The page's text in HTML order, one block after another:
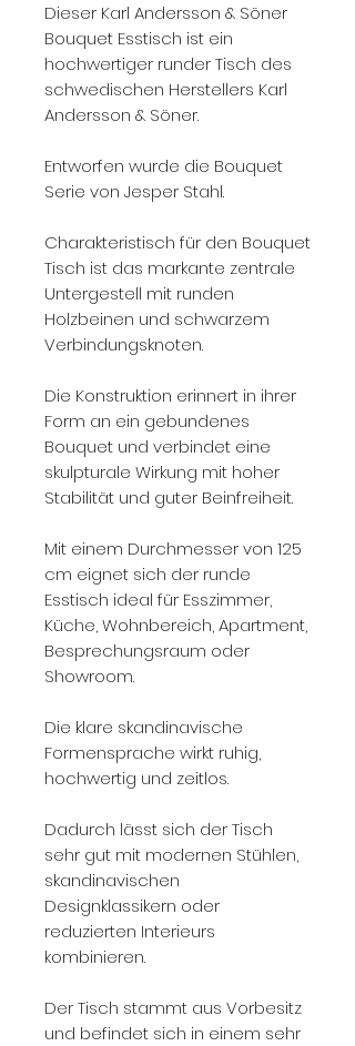
Dieser Karl Andersson & Söner
Bouquet Esstisch ist ein
hochwertiger runder Tisch des
schwedischen Herstellers Karl
Andersson & Söner.
Entworfen wurde die Bouquet
Serie von Jesper Stahl.
Charakteristisch für den Bouquet
Tisch ist das markante zentrale
Untergestell mit runden
Holzbeinen und schwarzem
Verbindungsknoten.
Die Konstruktion erinnert in ihrer
Form an ein gebundenes
Bouquet und verbindet eine
skulpturale Wirkung mit hoher
Stabilität und guter Beinfreiheit.
Mit einem Durchmesser von 125
cm eignet sich der runde
Esstisch ideal für Esszimmer,
Küche, Wohnbereich, Apartment,
Besprechungsraum oder
Showroom.
Die klare skandinavische
Formensprache wirkt ruhig,
hochwertig und zeitlos.
Dadurch lässt sich der Tisch
sehr gut mit modernen Stühlen,
skandinavischen
Designklassikern oder
reduzierten Interieurs
kombinieren.
Der Tisch stammt aus Vorbesitz
und befindet sich in einem sehr